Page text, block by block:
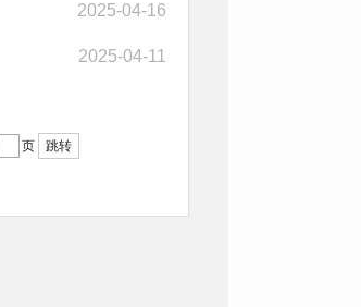
2025-04-16
2025-04-11
页 跳转